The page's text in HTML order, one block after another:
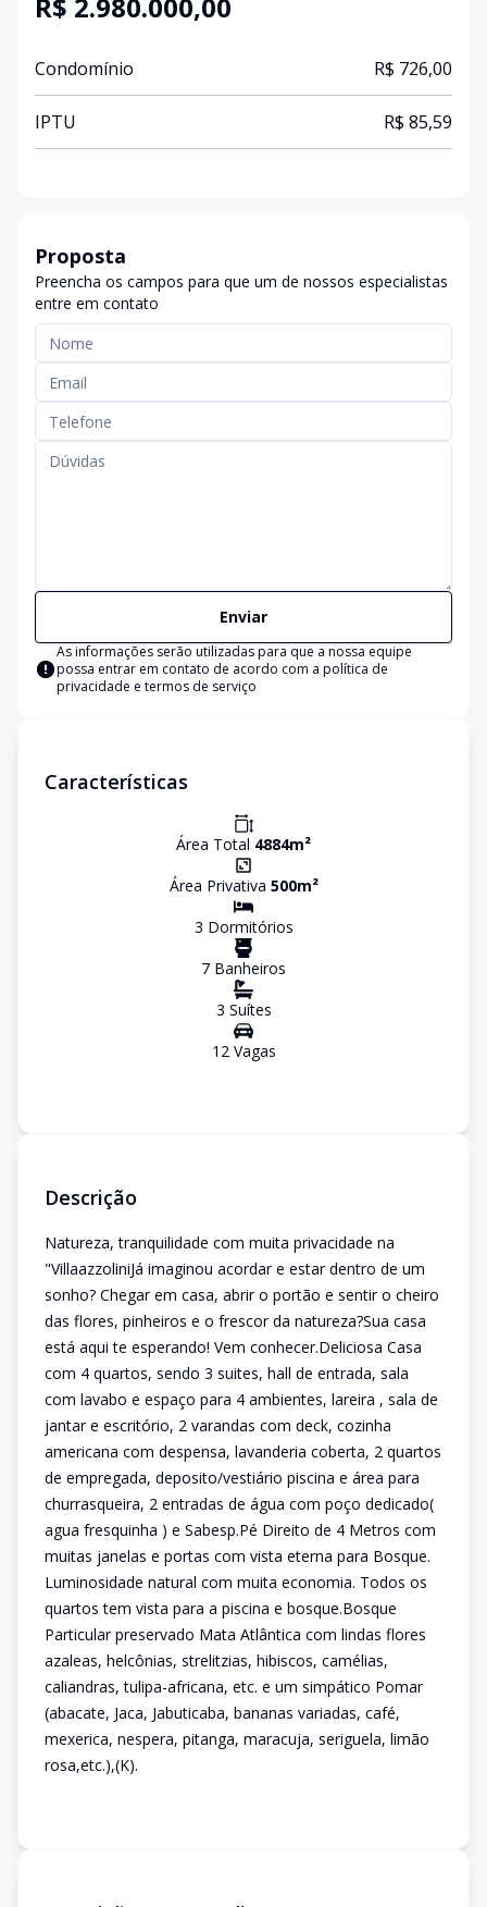
Condomínio R$ 726,00
IPTU R$ 85,59
Proposta
Preencha os campos para que um de nossos especialistas
entre em contato
Enviar
As informações serão utilizadas para que a nossa equipe
possa entrar em contato de acordo com a política de
privacidade e termos de serviço
Características
Área Total 4884m²
Área Privativa 500m²
3 Dormitórios
7 Banheiros
3 Suítes
12Vagas
Descrição
Natureza, tranquilidade com muita privacidade na
"VillaazzoliniJá imaginou acordar e estar dentro de um
sonho? Chegar em casa, abrir o portão e sentir o cheiro
das flores, pinheiros e o frescor da natureza?Sua casa
está aqui te esperando! Vem conhecer.Deliciosa Casa
com 4 quartos, sendo 3 suites, hall de entrada, sala
com lavabo e espaço para 4 ambientes, lareira , sala de
jantar e escritório, 2 varandas com deck, cozinha
americana com despensa, lavanderia coberta, 2 quartos
de empregada, deposito/vestiário piscina e área para
churrasqueira, 2 entradas de água com poço dedicado(
agua fresquinha ) e Sabesp.Pé Direito de 4 Metros com
muitas janelas e portas com vista eterna para Bosque.
Luminosidade natural com muita economia. Todos os
quartos tem vista para a piscina e bosque.Bosque
Particular preservado Mata Atlântica com lindas flores
azaleas, helcônias, strelitzias, hibiscos, camélias,
caliandras, tulipa-africana, etc. e um simpático Pomar
(abacate, Jaca, Jabuticaba, bananas variadas, café,
mexerica, nespera, pitanga, maracuja, seriguela, limão
rosa,etc.),(K).